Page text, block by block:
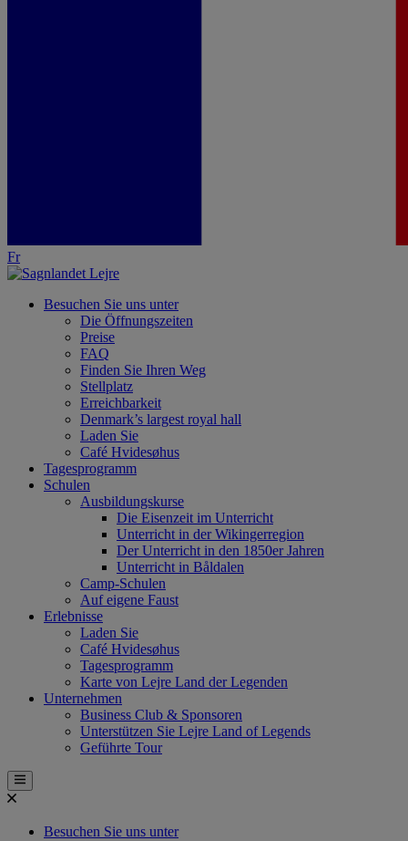
Fr
Besuchen Sie uns unter
Die Öffnungszeiten
Preise
FAQ
Finden Sie Ihren Weg
Stellplatz
Erreichbarkeit
Denmark’s largest royal hall
Laden Sie
Café Hvidesøhus
Tagesprogramm
Schulen
Ausbildungskurse
Die Eisenzeit im Unterricht
Unterricht in der Wikingerregion
Der Unterricht in den 1850er Jahren
Unterricht in Båldalen
Camp-Schulen
Auf eigene Faust
Erlebnisse
Laden Sie
Café Hvidesøhus
Tagesprogramm
Karte von Lejre Land der Legenden
Unternehmen
Business Club & Sponsoren
Unterstützen Sie Lejre Land of Legends
Geführte Tour
Besuchen Sie uns unter